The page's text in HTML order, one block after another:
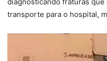
transporte para o hospital,